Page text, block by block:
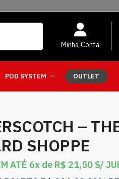
Minha Conta
POD SYSTEM OUTLET
–
SHOPPE
ATÉ 6x de R$ 21,50 S/